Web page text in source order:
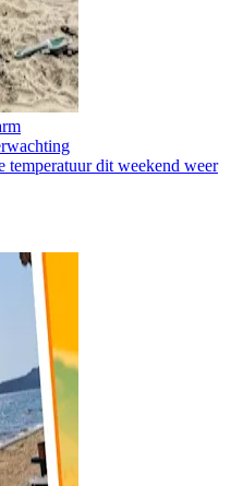
temperatuur dit weekend weer